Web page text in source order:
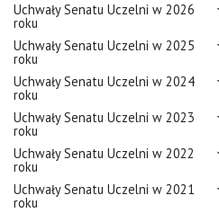
Uchwały Senatu Uczelni w 2026
roku
Uchwały Senatu Uczelni w 2025
roku
Uchwały Senatu Uczelni w 2024
roku
Uchwały Senatu Uczelni w 2023
roku
Uchwały Senatu Uczelni w 2022
roku
Uchwały Senatu Uczelni w 2021
roku